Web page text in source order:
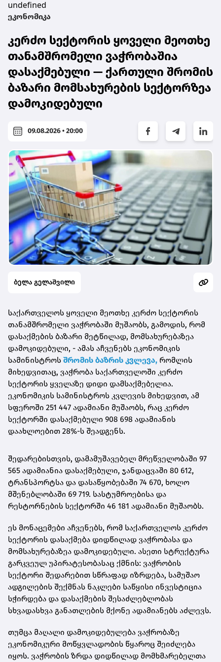
undefined
ეკონომიკა
კერძო სექტორის ყოველი მეოთხე
თანამშრომელი ვაჭრობაშია
დასაქმებული — ქართული შრომის
ბაზარი მომსახურების სექტორზეა
დამოკიდებული
09.08.2026 • 20:00
ბელა გელაშვილი
საქართველოს ყოველი მეოთხე კერძო სექტორის
თანამშრომელი ვაჭრობაში მუშაობს, გამოდის, რომ
დასაქმების ბაზარი მეტწილად, მომსახურებაზეა
დამოკიდებული, - ამას აჩვენებს ეკონომიკის
სამინისტროს შრომის ბაზრის კვლევა, რომლის
მიხედვითაც, ვაჭრობა საქართველოში კერძო
სექტორის ყველაზე დიდი დამსაქმებელია.
ეკონომიკის სამინისტროს კვლევის მიხედვით, ამ
სფეროში 251 447 ადამიანი მუშაობს, რაც კერძო
სექტორში დასაქმებული 908 698 ადამიანის
დაახლოებით 28%-ს შეადგენს.
შედარებისთვის, დამამუშავებელ მრეწველობაში 97
565 ადამიანია დასაქმებული, ჯანდაცვაში 80 612,
ტრანსპორტსა და დასაწყობებაში 74 670, ხოლო
მშენებლობაში 69 719. სასტუმროებისა და
რესტორნების სექტორში 46 181 ადამიანი მუშაობს.
ეს მონაცემები აჩვენებს, რომ საქართველოს კერძო
სექტორის დასაქმება დიდწილად ვაჭრობასა და
მომსახურებაზეა დამოკიდებული. ასეთი სტრუქტურა
გარკვეულ უპირატესობასაც ქმნის: ვაჭრობის
სექტორი შედარებით სწრაფად იზრდება, სამუშაო
ადგილების შექმნას ნაკლები საწყისი ინვესტიცია
სჭირდება და დასაქმების შესაძლებლობას
სხვადასხვა განათლების მქონე ადამიანებს აძლევს.
თუმცა მაღალი დამოკიდებულება ვაჭრობაზე
ეკონომიკური მოწყვლადობის წყაროც შეიძლება
იყოს. ვაჭრობის ზრდა დიდწილად მომხმარებელთა